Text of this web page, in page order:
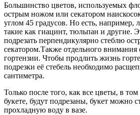
Большинство цветов, используемых
острым ножом или секатором
углом 45 градусов. Но есть, например,
такие как гиацинт, тюльпан и другие.
подрезать перпендикулярно стеблю
секатором.Также отдельного внимания
гортензии. Чтобы продлить жизнь
подрезки её стебель необходимо
сантиметра.
Только после того, как все цветы, в том
букете, будут подрезаны, букет можно
прохладную воду в вазе.